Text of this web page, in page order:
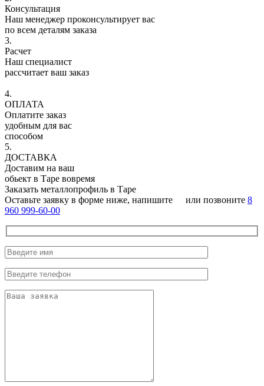
Консультация
Наш менеджер проконсультирует вас
по всем деталям заказа
3.
Расчет
Наш специалист
рассчитает ваш заказ
4.
ОПЛАТА
Оплатите заказ
удобным для вас
способом
5.
ДОСТАВКА
Доставим на ваш
обьект в Таре вовремя
Заказать металлопрофиль в Таре
Оставьте заявку в форме ниже, напишите
или позвоните 8
960 999-60-00